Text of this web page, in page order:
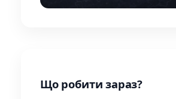
Що робити зараз?